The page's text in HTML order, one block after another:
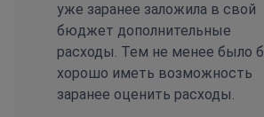
уже заранее заложила в свой
бюджет дополнительные
расходы. Тем не менее было
хорошо иметь возможность
заранее оценить расходы.